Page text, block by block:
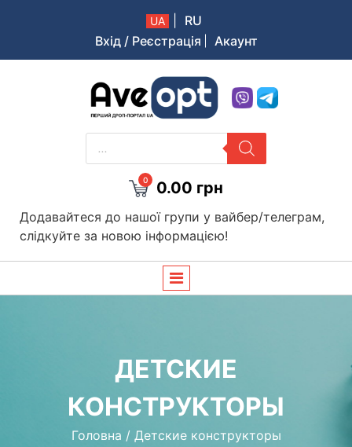
UA
RU
Вхід / Реєстрація
Акаунт
Aveopt – оптова дропшипінг платформа в Україні
PRODUCTS
SEARCH
0 0.00 грн
Додавайтеся до нашої групи у вайбер/телеграм,
слідкуйте за новою інформацією!
ДЕТСКИЕ
КОНСТРУКТОРЫ
Головна / Детские конструкторы